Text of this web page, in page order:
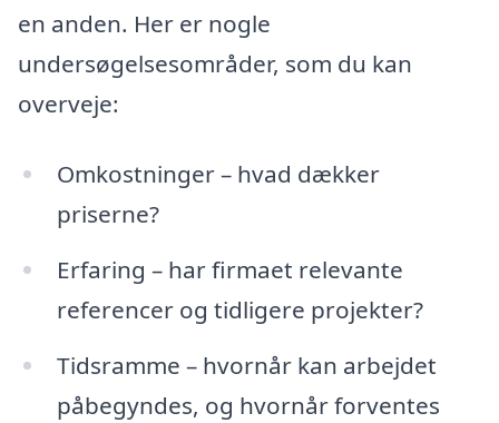
en anden. Her er nogle
undersøgelsesområder, som du kan
overveje:
Omkostninger – hvad dækker
priserne?
Erfaring – har firmaet relevante
referencer og tidligere projekter?
Tidsramme – hvornår kan arbejdet
påbegyndes, og hvornår forventes